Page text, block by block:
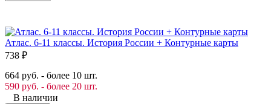
Атлас. 6-11 классы. История России + Контурные карты
738 ₽
664 руб. - более 10 шт.
590 руб. - более 20 шт.
В наличии